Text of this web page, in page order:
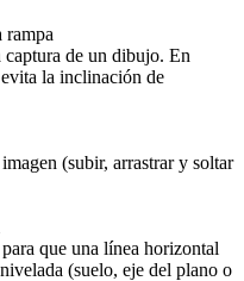
rampa
de un dibujo. En
la inclinación de
(subir, arrastrar y soltar
que una línea horizontal
(suelo, eje del plano o